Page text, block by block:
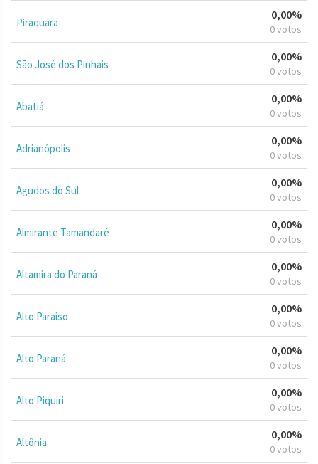
Piraquara
0,00%
0 votos
São José dos Pinhais
0,00%
0 votos
Abatiá
0,00%
0 votos
Adrianópolis
0,00%
0 votos
Agudos do Sul
0,00%
0 votos
Almirante Tamandaré
0,00%
0 votos
Altamira do Paraná
0,00%
0 votos
Alto Paraíso
0,00%
0 votos
Alto Paraná
0,00%
0 votos
Alto Piquiri
0,00%
0 votos
Altônia
0,00%
0 votos